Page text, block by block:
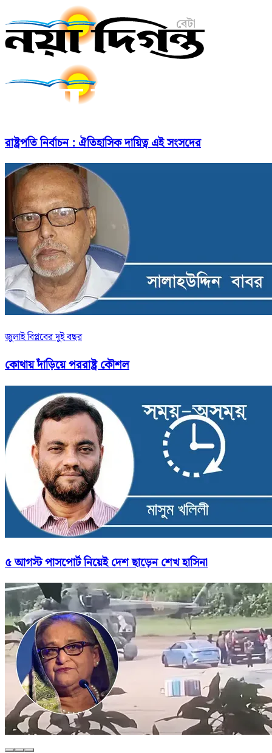
রাষ্ট্রপতি নির্বাচন : ঐতিহাসিক দায়িত্ব এই সংসদের
জুলাই বিপ্লবের দুই বছর
কোথায় দাঁড়িয়ে পররাষ্ট্র কৌশল
৫ আগস্ট পাসপোর্ট নিয়েই দেশ ছাড়েন শেখ হাসিনা